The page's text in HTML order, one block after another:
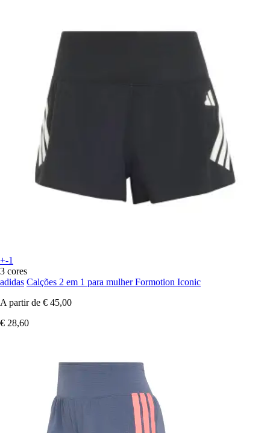
+-1
3 cores
adidas Calções 2 em 1 para mulher Formotion Iconic
A partir de € 45,00
€ 28,60